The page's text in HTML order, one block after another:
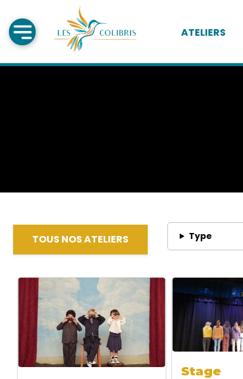
ATELIERS
TOUS NOS ATELIERS Type
Stage